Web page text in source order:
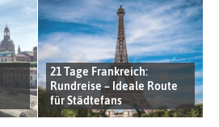
21 Tage Frankreich:
Rundreise – Ideale Route
für Städtefans